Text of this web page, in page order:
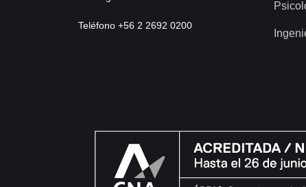
Teléfono +56 2 2692 0200